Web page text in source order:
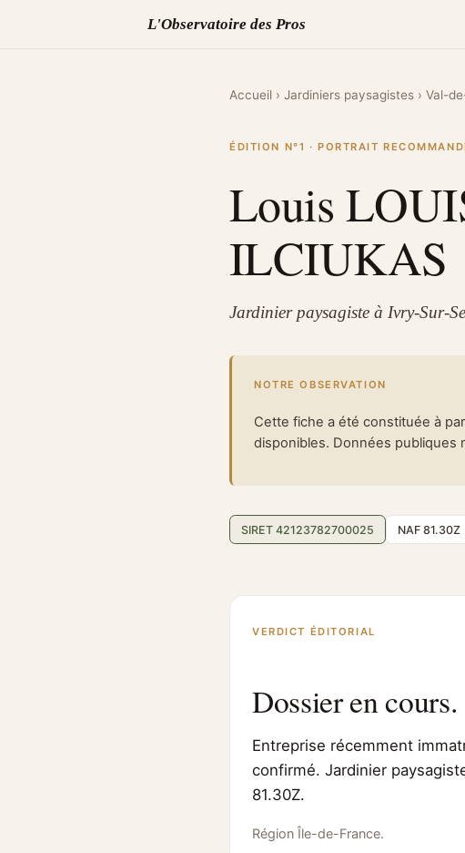
L'Observatoire des Pros
Accueil › Jardiniers paysagistes › Val-
ÉDITION N°1 · PORTRAIT
Louis
ILCIUKAS
Jardinier paysagiste à Ivry-Sur-
NOTRE OBSERVATION
Cette fiche a été constituée à
disponibles. Données publiques
SIRET 42123782700025 NAF 81.30Z
VERDICT ÉDITORIAL
Dossier en cours.
Entreprise récemment
confirmé. Jardinier
81.30Z.
Région Île-de-France.